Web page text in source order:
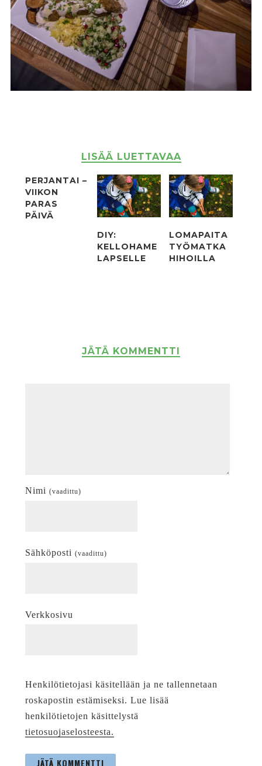
LISÄÄ LUETTAVAA
PERJANTAI –
VIIKON
PARAS
PÄIVÄ
DIY:
KELLOHAME
LAPSELLE
LOMAPAITA
TYÖMATKA
HIHOILLA
JÄTÄ KOMMENTTI
Nimi (vaadittu)
Sähköposti (vaadittu)
Verkkosivu
Henkilötietojasi käsitellään ja ne tallennetaan
roskapostin estämiseksi. Lue lisää
henkilötietojen käsittelystä
tietosuojaselosteesta.